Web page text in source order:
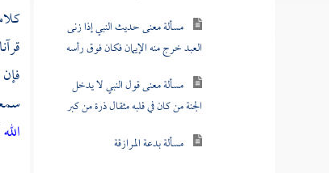
مسألة معنى حديث النبي إذا زنى
العبد خرج منه الإيمان فكان فوق رأسه
مسألة معنى قول النبي لا يدخل
الجنة من كان في قلبه مثقال ذرة من كبر
مسألة بدعة المرازقة
الله